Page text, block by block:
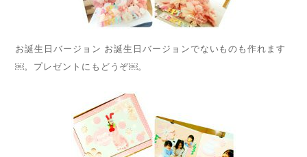
お誕生日バージョン お誕生日バージョンでないものも作れます
￼。プレゼントにもどうぞ￼。